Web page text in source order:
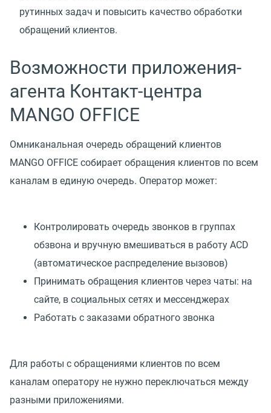
рутинных задач и повысить качество обработки
обращений клиентов.
Возможности приложения-
агента Контакт-центра
MANGO OFFICE
Омниканальная очередь обращений клиентов
MANGO OFFICE собирает обращения клиентов по всем
каналам в единую очередь. Оператор может:
Контролировать очередь звонков в группах
обзвона и вручную вмешиваться в работу ACD
(автоматическое распределение вызовов)
Принимать обращения клиентов через чаты: на
сайте, в социальных сетях и мессенджерах
Работать с заказами обратного звонка
Для работы с обращениями клиентов по всем
каналам оператору не нужно переключаться между
разными приложениями.